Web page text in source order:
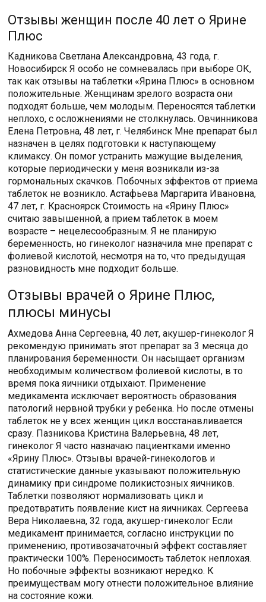
Отзывы женщин после 40 лет о Ярине
Плюс
Кадникова Светлана Александровна, 43 года, г.
Новосибирск Я особо не сомневалась при выборе ОК,
так как отзывы на таблетки «Ярина Плюс» в основном
положительные. Женщинам зрелого возраста они
подходят больше, чем молодым. Переносятся таблетки
неплохо, с осложнениями не столкнулась. Овчинникова
Елена Петровна, 48 лет, г. Челябинск Мне препарат был
назначен в целях подготовки к наступающему
климаксу. Он помог устранить мажущие выделения,
которые периодически у меня возникали из-за
гормональных скачков. Побочных эффектов от приема
таблеток не возникло. Астафьева Маргарита Ивановна,
47 лет, г. Красноярск Стоимость на «Ярину Плюс»
считаю завышенной, а прием таблеток в моем
возрасте – нецелесообразным. Я не планирую
беременность, но гинеколог назначила мне препарат с
фолиевой кислотой, несмотря на то, что предыдущая
разновидность мне подходит больше.
Отзывы врачей о Ярине Плюс,
плюсы минусы
Ахмедова Анна Сергеевна, 40 лет, акушер-гинеколог Я
рекомендую принимать этот препарат за 3 месяца до
планирования беременности. Он насыщает организм
необходимым количеством фолиевой кислоты, в то
время пока яичники отдыхают. Применение
медикамента исключает вероятность образования
патологий нервной трубки у ребенка. Но после отмены
таблеток не у всех женщин цикл восстанавливается
сразу. Пазникова Кристина Валерьевна, 48 лет,
гинеколог Я часто назначаю пациентками именно
«Ярину Плюс». Отзывы врачей-гинекологов и
статистические данные указывают положительную
динамику при синдроме поликистозных яичников.
Таблетки позволяют нормализовать цикл и
предотвратить появление кист на яичниках. Сергеева
Вера Николаевна, 32 года, акушер-гинеколог Если
медикамент принимается, согласно инструкции по
применению, противозачаточный эффект составляет
практически 100%. Переносимость таблеток неплохая.
Но побочные эффекты возникают нередко. К
преимуществам могу отнести положительное влияние
на состояние кожи.